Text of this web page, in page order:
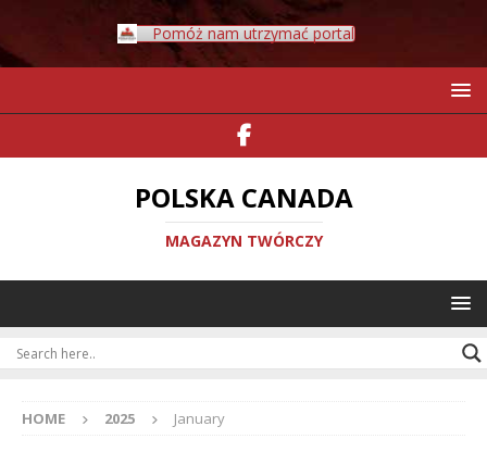
Pomóż nam utrzymać portal
POLSKA CANADA
MAGAZYN TWÓRCZY
HOME 2025 January